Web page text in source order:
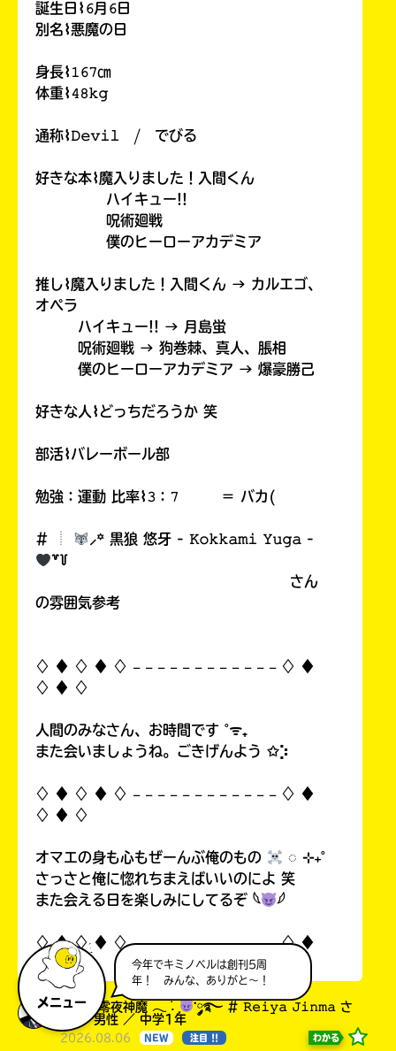
メニュー
今年でキミノベルは創刊5周
年！ みんな、ありがと～！
誕生日⌇𝟼月𝟼日
別名⌇悪魔の日
身長⌇𝟷𝟼𝟽㎝
体重⌇𝟺𝟾𝚔𝚐
通称⌇𝙳𝚎𝚟𝚒𝚕 / でびる
好きな本⌇魔入りました！入間くん
ハイキュー!!
呪術廻戦
僕のヒーローアカデミア
推し⌇魔入りました！入間くん → カルエゴ、
オペラ
ハイキュー!! → 月島蛍
呪術廻戦 → 狗巻棘、真人、脹相
僕のヒーローアカデミア → 爆豪勝己
好きな人⌇どっちだろうか 笑
部活⌇バレーボール部
勉強：運動 比率⌇𝟹：𝟽 ＝ バカ(
# ︎┊︎
⸝꙳ 黒狼 悠牙 - 𝙺𝚘𝚔𝚔𝚊𝚖𝚒 𝚈𝚞𝚐𝚊 -
꒷꒦
さん
の雰囲気参考
♢ ♦︎ ♢ ♦︎ ♢ 𓐄 𓐄 𓐄 𓐄 𓐄 𓐄 𓐄 𓐄 𓐄 𓐄 𓐄 𓐄 ♢ ♦︎
♢ ♦︎ ♢
人間のみなさん、お時間です ˚ᯤ₊
また会いましょうね。ごきげんよう ✩⡱
♢ ♦︎ ♢ ♦︎ ♢ 𓐄 𓐄 𓐄 𓐄 𓐄 𓐄 𓐄 𓐄 𓐄 𓐄 𓐄 𓐄 ♢ ♦︎
♢ ♦︎ ♢
オマエの身も心もぜーんぶ俺のもの
◌ ⊹₊˚
さっさと俺に惚れちまえばいいのによ 笑
また会える日を楽しみにしてるぞ 𓆩
𓆪
♢ ♦︎ ♢ ♦︎ ♢ 𓐄 𓐄 𓐄 𓐄 𓐄 𓐄 𓐄 𓐄 𓐄 𓐄 𓐄 𓐄 ♢ ♦︎
♢ ♦︎ ♢
𖤐₊⋆♱ 零夜神魔 𓂃 ࣪˖ ִֶָ
་༘࿐ # 𝚁𝚎𝚒𝚢𝚊 𝙹𝚒𝚗𝚖𝚊 さ
ん ／ 男性 ／ 中学1年
2026.08.06 NEW 注目 !! わかる